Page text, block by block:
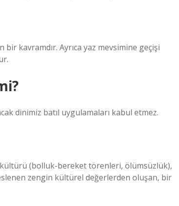
bir kavramdır. Ayrıca yaz mevsimine geçişi
dinimiz batıl uygulamaları kabul etmez.
kültürü (bolluk-bereket törenleri, ölümsüzlük),
zengin kültürel değerlerden oluşan, bir